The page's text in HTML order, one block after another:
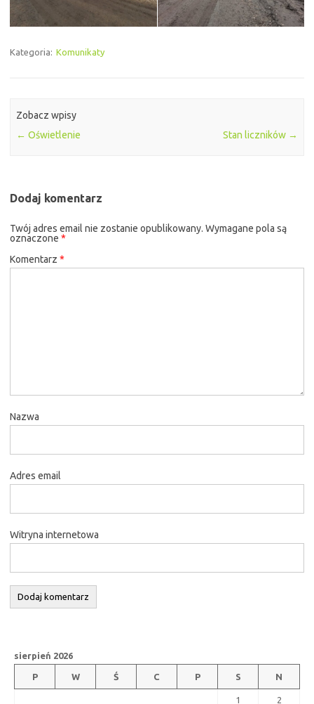
Kategoria: Komunikaty
Zobacz wpisy
← Oświetlenie Stan liczników →
Dodaj komentarz
Twój adres email nie zostanie opublikowany. Wymagane pola są
oznaczone *
Komentarz *
Nazwa
Adres email
Witryna internetowa
sierpień 2026
P W Ś C P S N
1 2